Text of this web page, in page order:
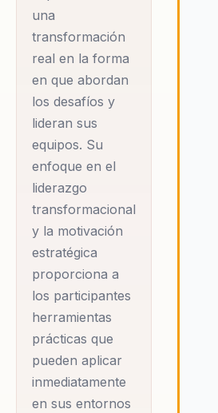
una
transformación
real en la forma
en que abordan
los desafíos y
lideran sus
equipos. Su
enfoque en el
liderazgo
transformacional
y la motivación
estratégica
proporciona a
los participantes
herramientas
prácticas que
pueden aplicar
inmediatamente
en sus entornos